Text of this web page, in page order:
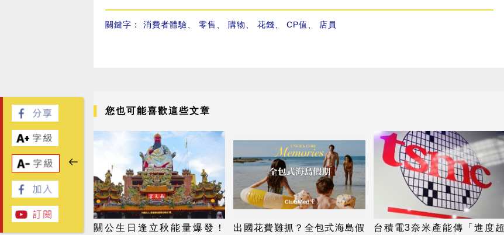
關鍵字： 消費者體驗 零售 購物 花錢 CP值 店員
您也可能喜歡這些文章
關公生日逢立秋能量爆發！
出國花費難抓？全包式海島假
台積電3奈米產能傳「進度超